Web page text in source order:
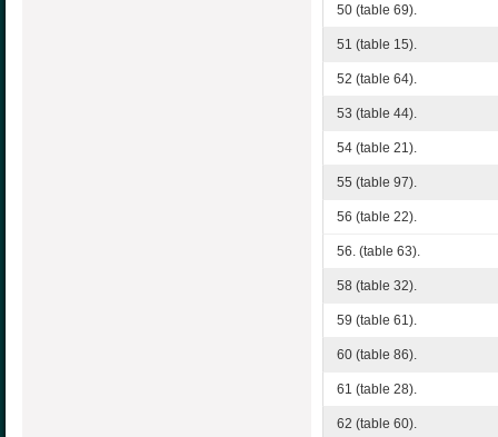
50 (table 69).
51 (table 15).
52 (table 64).
53 (table 44).
54 (table 21).
55 (table 97).
56 (table 22).
56. (table 63).
58 (table 32).
59 (table 61).
60 (table 86).
61 (table 28).
62 (table 60).